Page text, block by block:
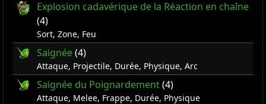
Explosion cadavérique de la Réaction en chaîne
(4)
Sort, Zone, Feu
Saignée(4)
Attaque, Projectile, Durée, Physique, Arc
Saignée du Poignardement(4)
Attaque, Melee, Frappe, Durée, Physique